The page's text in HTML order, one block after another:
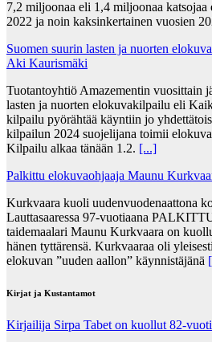
7,2 miljoonaa eli 1,4 miljoonaa katsojaa
2022 ja noin kaksinkertainen vuosien
Suomen suurin lasten ja nuorten
Aki Kaurismäki
Tuotantoyhtiö Amazementin vuosittain
lasten ja nuorten elokuvakilpailu eli
kilpailu pyörähtää käyntiin jo
kilpailun 2024 suojelijana toimii
Kilpailu alkaa tänään 1.2. [...]
Palkittu elokuvaohjaaja Maunu
Kurkvaara kuoli uudenvuodenaattona
Lauttasaaressa 97-vuotiaana
taidemaalari Maunu Kurkvaara on
hänen tyttärensä. Kurkvaaraa oli
elokuvan ”uuden aallon” käynnistäjänä
Kirjat ja Kustantamot
Kirjailija Sirpa Tabet on kuollut 82-